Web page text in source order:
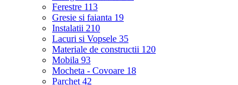
Ferestre 113
Gresie si faianta 19
Instalatii 210
Lacuri si Vopsele 35
Materiale de constructii 120
Mobila 93
Mocheta - Covoare 18
Parchet 42